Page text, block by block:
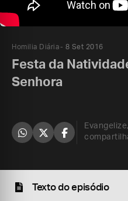
Homilia Diária 8 Set 2016
Festa da
Senhora
Evangelize,
Texto do episódio